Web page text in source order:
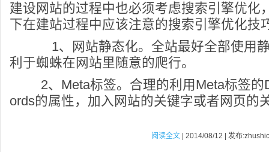
建设网站的过程中也必须考虑搜索引擎优化
下在建站过程中应该注意的搜索引擎优化技
1、网站静态化。全站最好全部使用
利于蜘蛛在网站里随意的爬行。
2、Meta标签。合理的利用Meta标签的
ords的属性，加入网站的关键字或者网页的
阅读全文 | 2014/08/12 | 发布